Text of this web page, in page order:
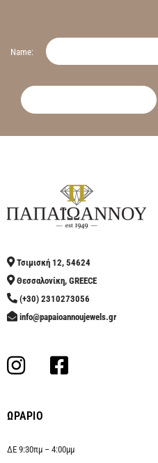
Name:
Τσιμισκή 12, 54624
Θεσσαλονίκη, GREECE
(+30) 2310273056
info@papaioannoujewels.gr
ΩΡΑΡΙΟ
ΔΕ 9:30πμ – 4:00μμ